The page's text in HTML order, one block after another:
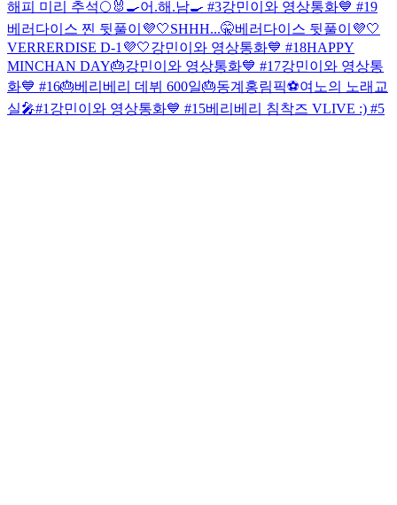
해피 미리 추석🌕🐰 🍳어.해.남🍳 #3강민이와 영상통화💙 #19
베러다이스 찐 뒷풀이💜🤍SHHH...🤫베러다이스 뒷풀이💜🤍
VERRERDISE D-1💜🤍강민이와 영상통화💙 #18HAPPY
MINCHAN DAY🎂강민이와 영상통화💙 #17강민이와 영상통
화💙 #16🎂베리베리 데뷔 600일🎂동계홍림픽⚽️여노의 노래교
실🎤#1 강민이와 영상통화💙 #15베리베리 침착즈 VLIVE :) #5